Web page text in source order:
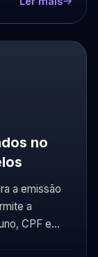
no
a emissão
a
CPF e